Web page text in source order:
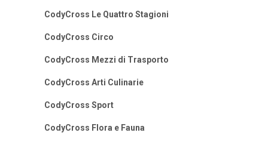
CodyCross Le Quattro Stagioni
CodyCross Circo
CodyCross Mezzi di Trasporto
CodyCross Arti Culinarie
CodyCross Sport
CodyCross Flora e Fauna